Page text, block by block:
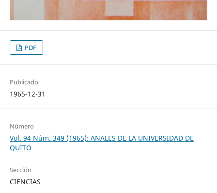
PDF
Publicado
1965-12-31
Número
Vol. 94 Núm. 349 (1965): ANALES DE LA UNIVERSIDAD DE
QUITO
Sección
CIENCIAS